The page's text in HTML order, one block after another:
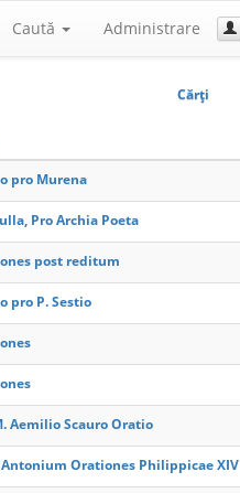
Caută Administrare
Cărţi
pro Murena
Pro Archia Poeta
post reditum
pro P. Sestio
Aemilio Scauro Oratio
Antonium Orationes Philippicae XIV